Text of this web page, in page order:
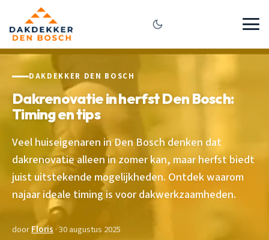
DAKDEKKER DEN BOSCH
Dakrenovatie in herfst Den Bosch:
Timing en tips
Veel huiseigenaren in Den Bosch denken dat
dakrenovatie alleen in zomer kan, maar herfst biedt
juist uitstekende mogelijkheden. Ontdek waarom
najaar ideale timing is voor dakwerkzaamheden.
doorFloris · 30 augustus 2025